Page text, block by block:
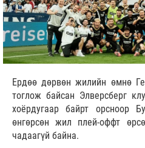
Ердөө дөрвөн жилийн өмнө
тоглож байсан Элверсберг
хоёрдугаар байрт орсноор
өнгөрсөн жил плей-оффт
чадаагүй байна.